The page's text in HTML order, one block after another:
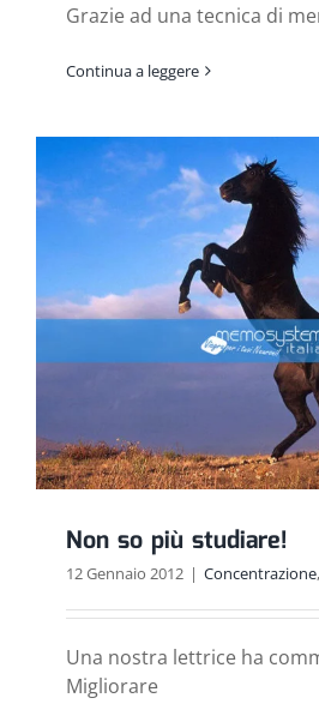
Grazie ad una tecnica di
Continua a leggere
Non so più studiare!
12 Gennaio 2012 | Concentrazione,
Una nostra lettrice ha
Migliorare